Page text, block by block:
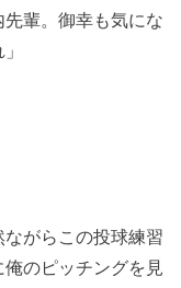
先輩。御幸も気にな
がらこの投球練習
のピッチングを見